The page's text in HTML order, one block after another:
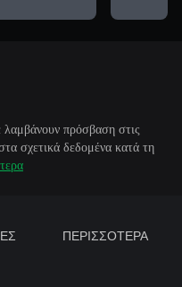
λαμβάνουν πρόσβαση στις
σχετικά δεδομένα κατά τη
ΠΕΡΙΣΣΟΤΕΡΑ